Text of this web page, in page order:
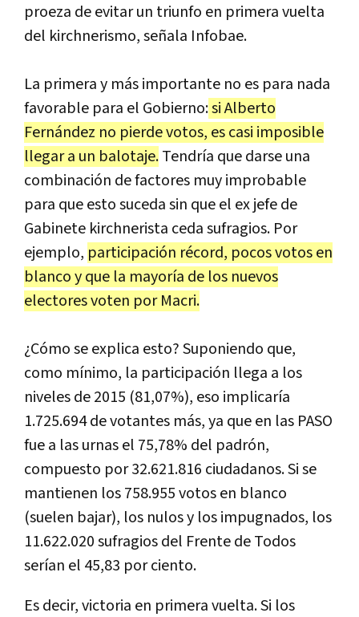
proeza de evitar un triunfo en primera vuelta
del kirchnerismo, señala Infobae.
La primera y más importante no es para nada
favorable para el Gobierno:si Alberto
Fernández no pierde votos, es casi imposible
llegar a un balotaje.Tendría que darse una
combinación de factores muy improbable
para que esto suceda sin que el ex jefe de
Gabinete kirchnerista ceda sufragios. Por
ejemplo, participación récord, pocos votos en
blanco y que la mayoría de los nuevos
electores voten por Macri.
¿Cómo se explica esto? Suponiendo que,
como mínimo, la participación llega a los
niveles de 2015 (81,07%), eso implicaría
1.725.694 de votantes más, ya que en las PASO
fue a las urnas el 75,78% del padrón,
compuesto por 32.621.816 ciudadanos. Si se
mantienen los 758.955 votos en blanco
(suelen bajar), los nulos y los impugnados, los
11.622.020 sufragios del Frente de Todos
serían el 45,83 por ciento.
Es decir, victoria en primera vuelta. Si los